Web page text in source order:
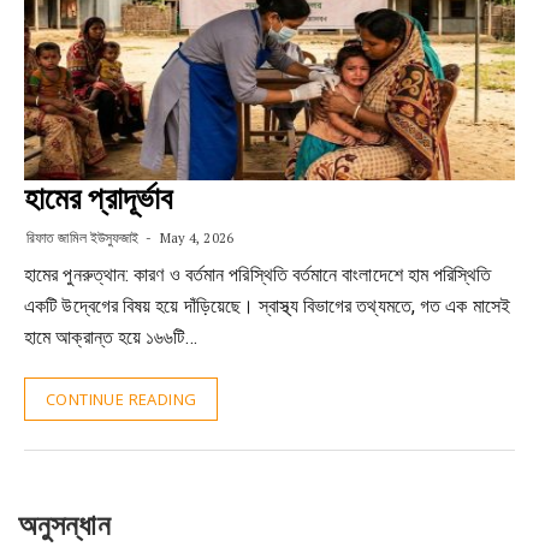
হামের প্রাদূর্ভাব
রিফাত জামিল ইউসুফজাই May 4, 2026
হামের পুনরুত্থান: কারণ ও বর্তমান পরিস্থিতি বর্তমানে বাংলাদেশে হাম পরিস্থিতি
একটি উদ্বেগের বিষয় হয়ে দাঁড়িয়েছে। স্বাস্থ্য বিভাগের তথ্যমতে, গত এক মাসেই
হামে আক্রান্ত হয়ে ১৬৬টি…
CONTINUE READING
অনুসন্ধান